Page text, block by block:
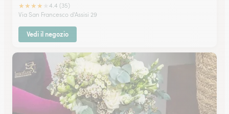
★★★★
4.4 (35)
Via San Francesco d'Assisi 29
Vedi il negozio